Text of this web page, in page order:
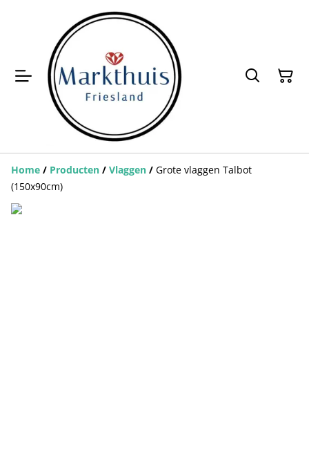
Home / Producten / Vlaggen / Grote vlaggen Talbot
(150x90cm)